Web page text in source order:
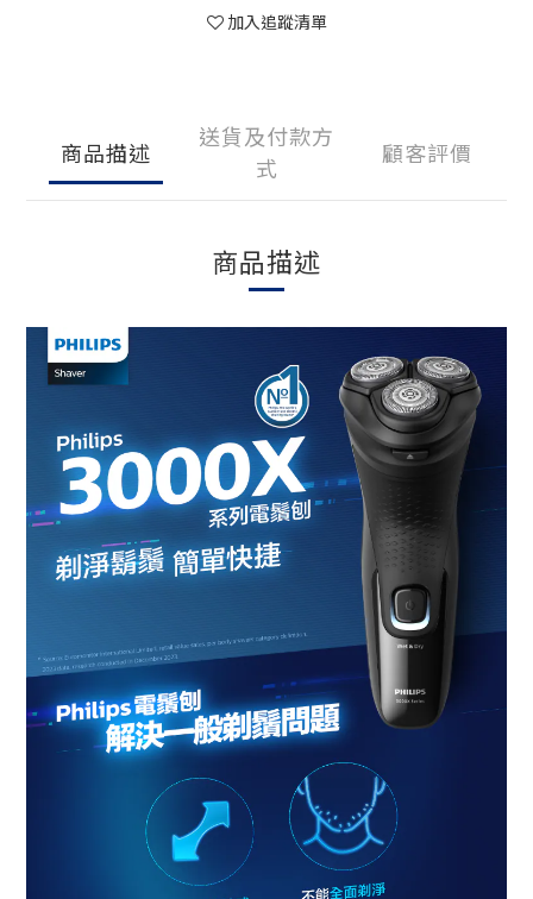
加入追蹤清單
商品描述
送貨及付款方
式
顧客評價
商品描述